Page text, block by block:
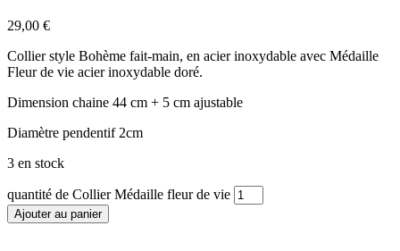
29,00 €
Collier style Bohème fait-main, en acier inoxydable avec Médaille
Fleur de vie acier inoxydable doré.
Dimension chaine 44 cm + 5 cm ajustable
Diamètre pendentif 2cm
3 en stock
quantité de Collier Médaille fleur de vie
Ajouter au panier